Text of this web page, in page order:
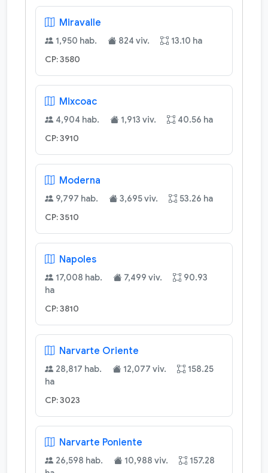
Miravalle
1,950 hab. 824 viv. 13.10 ha
CP: 3580
Mixcoac
4,904 hab. 1,913 viv. 40.56 ha
CP: 3910
Moderna
9,797 hab. 3,695 viv. 53.26 ha
CP: 3510
Napoles
17,008 hab. 7,499 viv.
90.93
ha
CP: 3810
Narvarte Oriente
28,817 hab. 12,077 viv.
158.25
ha
CP: 3023
Narvarte Poniente
26,598 hab. 10,988 viv.
157.28